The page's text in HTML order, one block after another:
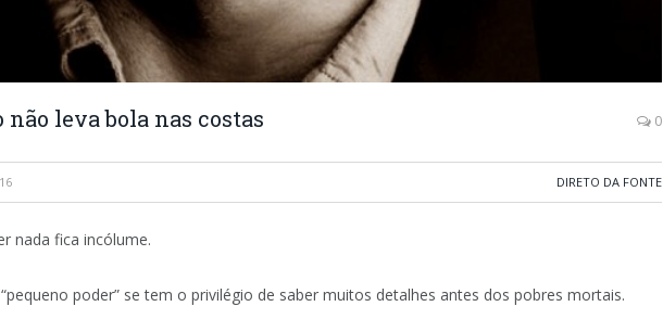
leva bola nas costas 0
DIRETO DA FONTE
nada fica incólume.
poder” se tem o privilégio de saber muitos detalhes antes dos pobres mortais.